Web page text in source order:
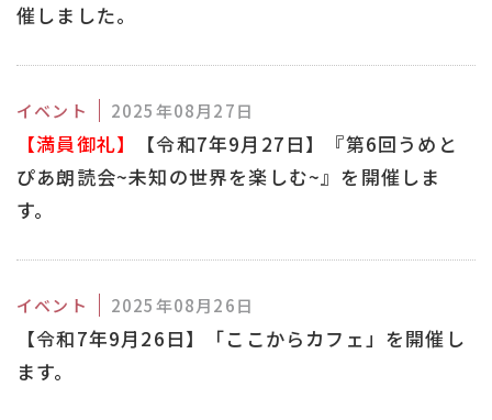
催しました。
イベント 2025年08月27日
【満員御礼】
【令和7年9月27日】『第6回うめと
ぴあ朗読会~未知の世界を楽しむ~』を開催しま
す。
イベント 2025年08月26日
【令和7年9月26日】「ここからカフェ」を開催し
ます。